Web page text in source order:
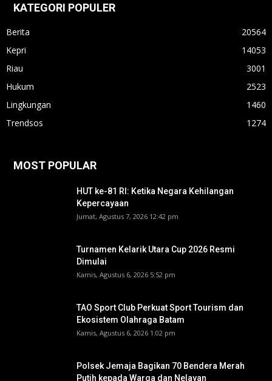
KATEGORI POPULER
Berita
20564
Kepri
14053
Riau
3001
Hukum
2523
Lingkungan
1460
Trendsos
1274
MOST POPULAR
HUT ke-81 RI: Ketika Negara Kehilangan
Kepercayaan
Jumat, Agustus 7, 2026 12:42 pm
Turnamen Kelarik Utara Cup 2026 Resmi
Dimulai
Kamis, Agustus 6, 2026 5:52 pm
TAO Sport Club Perkuat Sport Tourism dan
Ekosistem Olahraga Batam
Kamis, Agustus 6, 2026 1:02 pm
Polsek Jemaja Bagikan 70 Bendera Merah
Putih kepada Warga dan Nelayan